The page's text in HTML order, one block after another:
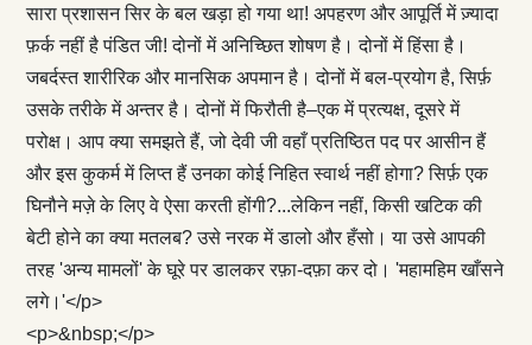
सारा प्रशासन सिर के बल खड़ा हो गया था! अपहरण और आपूर्ति में ज़्यादा
फ़र्क नहीं है पंडित जी! दोनों में अनिच्छित शोषण है। दोनों में हिंसा है।
जबर्दस्त शारीरिक और मानसिक अपमान है। दोनों में बल-प्रयोग है, सिर्फ़
उसके तरीके में अन्तर है। दोनों में फिरौती है–एक में प्रत्यक्ष, दूसरे में
परोक्ष। आप क्या समझते हैं, जो देवी जी वहाँ प्रतिष्ठित पद पर आसीन हैं
और इस कुकर्म में लिप्त हैं उनका कोई निहित स्वार्थ नहीं होगा? सिर्फ़ एक
घिनौने मज़े के लिए वे ऐसा करती होंगी?...लेकिन नहीं, किसी खटिक की
बेटी होने का क्या मतलब? उसे नरक में डालो और हँसो। या उसे आपकी
तरह 'अन्य मामलों' के घूरे पर डालकर रफ़ा-दफ़ा कर दो। 'महामहिम खाँसने
लगे।'</p>
<p>&nbsp;</p>